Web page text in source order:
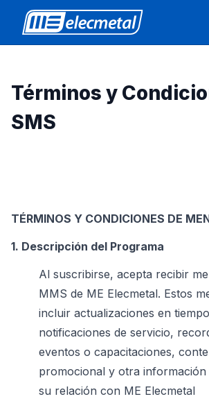
Términos y
SMS
TÉRMINOS Y CONDICIONES DE
1. Descripción del Programa
Al suscribirse, acepta recibir
MMS de ME Elecmetal. Estos
incluir actualizaciones en
notificaciones de servicio,
eventos o capacitaciones,
promocional y otra
su relación con ME Elecmetal